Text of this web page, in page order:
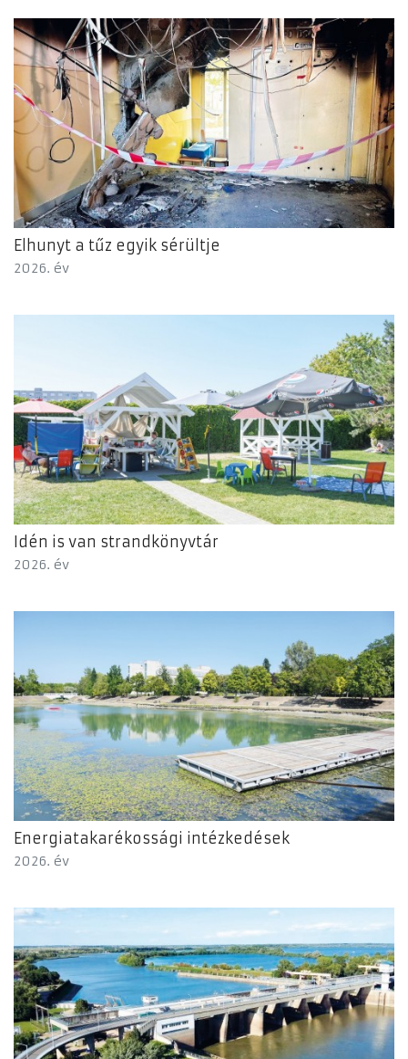
Elhunyt a tűz egyik sérültje
2026. év
Idén is van strandkönyvtár
2026. év
Energiatakarékossági intézkedések
2026. év